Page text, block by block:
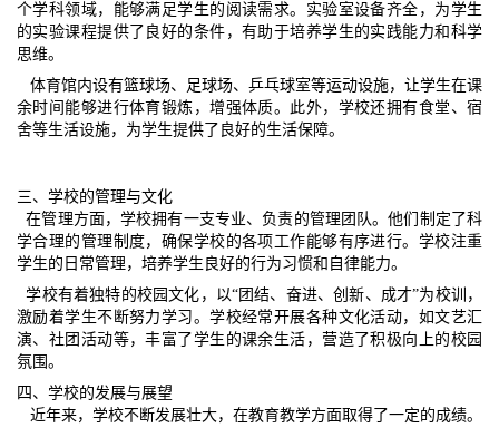
个学科领域，能够满足学生的阅读需求。实验室设备齐全，为学生
的实验课程提供了良好的条件，有助于培养学生的实践能力和科学
思维。
体育馆内设有篮球场、足球场、乒乓球室等运动设施，让学生在课
余时间能够进行体育锻炼，增强体质。此外，学校还拥有食堂、宿
舍等生活设施，为学生提供了良好的生活保障。
三、学校的管理与文化
在管理方面，学校拥有一支专业、负责的管理团队。他们制定了科
学合理的管理制度，确保学校的各项工作能够有序进行。学校注重
学生的日常管理，培养学生良好的行为习惯和自律能力。
学校有着独特的校园文化，以“团结、奋进、创新、成才”为校训，
激励着学生不断努力学习。学校经常开展各种文化活动，如文艺汇
演、社团活动等，丰富了学生的课余生活，营造了积极向上的校园
氛围。
四、学校的发展与展望
近年来，学校不断发展壮大，在教育教学方面取得了一定的成绩。